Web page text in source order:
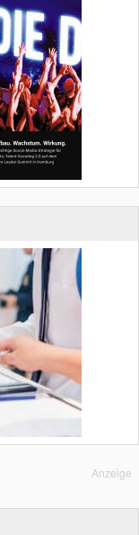
Anzeige